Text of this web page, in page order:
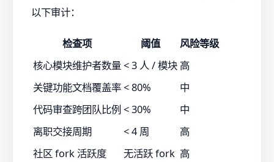
以下审计：
检查项 阈值
风险等级
核心模块维护者数量< 3 人 / 模块 高
关键功能文档覆盖率< 80%
中
代码审查跨团队比例< 30%
中
离职交接周期
< 4 周
高
社区 fork 活跃度
无活跃 fork 高